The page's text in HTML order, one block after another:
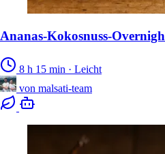
Ananas-Kokosnuss-
8 h 15 min · Leicht
von malsati-team